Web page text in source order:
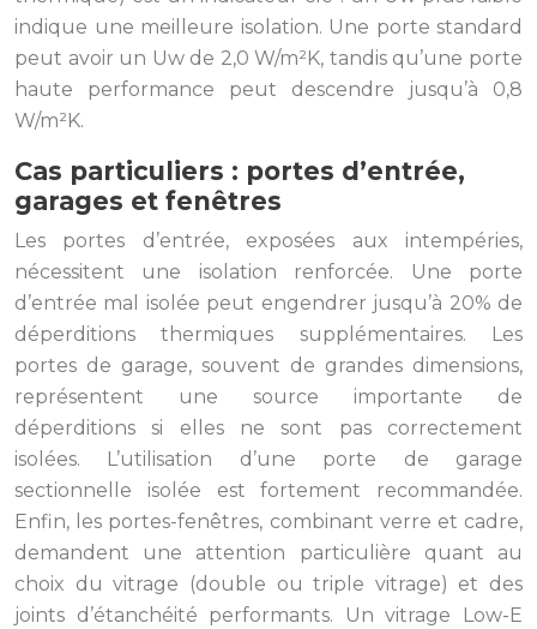
indique une meilleure isolation. Une porte standard
peut avoir un Uw de 2,0 W/m²K, tandis qu’une porte
haute performance peut descendre jusqu’à 0,8
W/m²K.
Cas particuliers : portes d’entrée,
garages et fenêtres
Les portes d’entrée, exposées aux intempéries,
nécessitent une isolation renforcée. Une porte
d’entrée mal isolée peut engendrer jusqu’à 20% de
déperditions thermiques supplémentaires. Les
portes de garage, souvent de grandes dimensions,
représentent une source importante de
déperditions si elles ne sont pas correctement
isolées. L’utilisation d’une porte de garage
sectionnelle isolée est fortement recommandée.
Enfin, les portes-fenêtres, combinant verre et cadre,
demandent une attention particulière quant au
choix du vitrage (double ou triple vitrage) et des
joints d’étanchéité performants. Un vitrage Low-E